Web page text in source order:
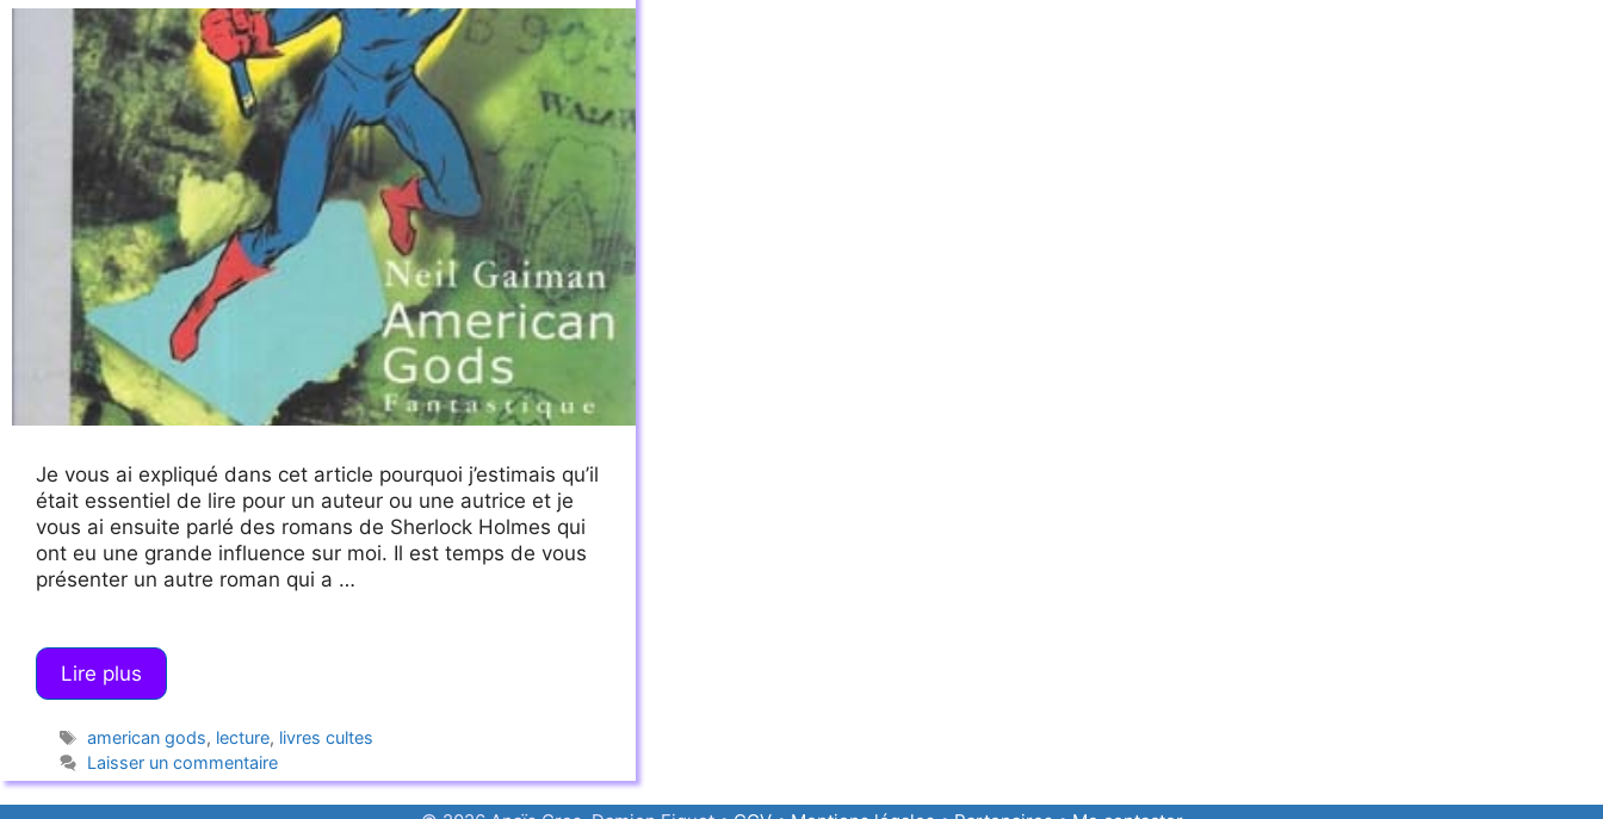
Je vous ai expliqué dans cet article pourquoi j’estimais qu’il
était essentiel de lire pour un auteur ou une autrice et je
vous ai ensuite parlé des romans de Sherlock Holmes qui
ont eu une grande influence sur moi. Il est temps de vous
présenter un autre roman qui a …
Lire plus
Étiquettes
american gods, lecture, livres cultes
Laisser un commentaire